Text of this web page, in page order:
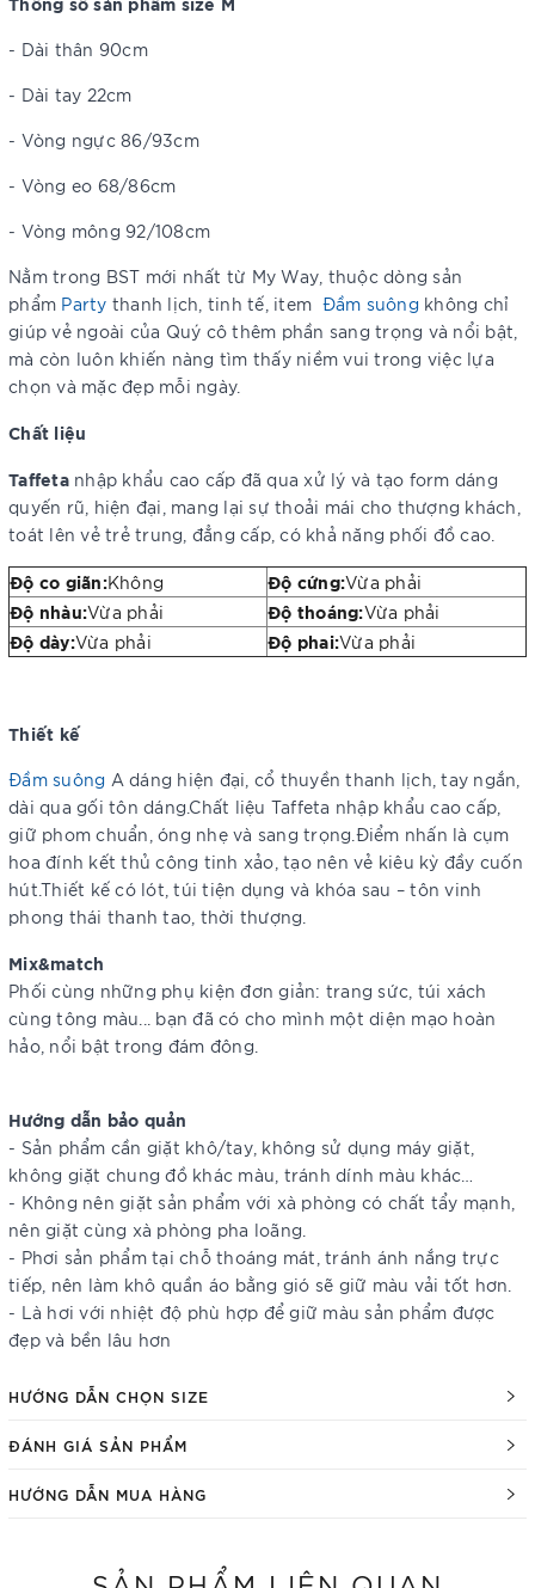
- Dài thân 90cm
- Dài tay 22cm
- Vòng ngực 86/93cm
- Vòng eo 68/86cm
- Vòng mông 92/108cm
Nằm trong BST mới nhất từ My Way, thuộc dòng sản
phẩm Party thanh lịch, tinh tế, item Đầm suôngkhông chỉ
giúp vẻ ngoài của Quý cô thêm phần sang trọng và nổi bật,
mà còn luôn khiến nàng tìm thấy niềm vui trong việc lựa
chọn và mặc đẹp mỗi ngày.
Chất liệu
Taffeta nhập khẩu cao cấp đã qua xử lý và tạo form dáng
quyến rũ, hiện đại, mang lại sự thoải mái cho thượng khách,
toát lên vẻ trẻ trung, đẳng cấp, có khả năng phối đồ cao.
Độ co giãn:Không Độ cứng:Vừa phải
Độ nhàu:Vừa phải Độ thoáng:Vừa phải
Độ dày:Vừa phải Độ phai:Vừa phải
Thiết kế
Đầm suông A dáng hiện đại, cổ thuyền thanh lịch, tay ngắn,
dài qua gối tôn dáng.Chất liệu Taffeta nhập khẩu cao cấp,
giữ phom chuẩn, óng nhẹ và sang trọng.Điểm nhấn là cụm
hoa đính kết thủ công tinh xảo, tạo nên vẻ kiêu kỳ đầy cuốn
hút.Thiết kế có lót, túi tiện dụng và khóa sau – tôn vinh
phong thái thanh tao, thời thượng.
Mix&match
Phối cùng những phụ kiện đơn giản: trang sức, túi xách
cùng tông màu... bạn đã có cho mình một diện mạo hoàn
hảo, nổi bật trong đám đông.
Hướng dẫn bảo quản
- Sản phẩm cần giặt khô/tay, không sử dụng máy giặt,
không giặt chung đồ khác màu, tránh dính màu khác…
- Không nên giặt sản phẩm với xà phòng có chất tẩy mạnh,
nên giặt cùng xà phòng pha loãng.
- Phơi sản phẩm tại chỗ thoáng mát, tránh ánh nắng trực
tiếp, nên làm khô quần áo bằng gió sẽ giữ màu vải tốt hơn.
- Là hơi với nhiệt độ phù hợp để giữ màu sản phẩm được
đẹp và bền lâu hơn
HƯỚNG DẪN CHỌN SIZE
ĐÁNH GIÁ SẢN PHẨM
HƯỚNG DẪN MUA HÀNG